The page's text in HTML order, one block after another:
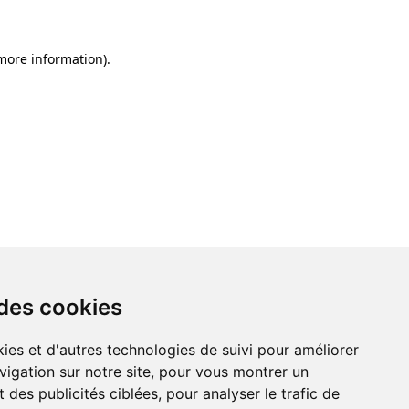
cookies
et d'autres technologies de suivi pour améliorer
sur notre site, pour vous montrer un
des publicités ciblées, pour analyser le trafic de
information).